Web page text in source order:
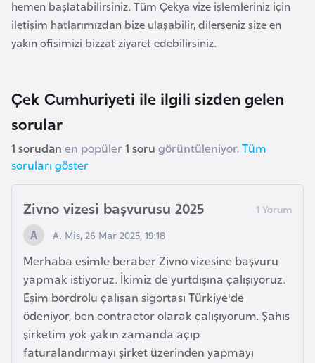
hemen başlatabilirsiniz. Tüm Çekya vize işlemleriniz için
iletişim hatlarımızdan bize ulaşabilir, dilerseniz size en
yakın ofisimizi bizzat ziyaret edebilirsiniz.
Çek Cumhuriyeti ile ilgili sizden gelen
sorular
1 sorudan en popüler1 soru görüntüleniyor.Tüm
soruları göster
Zivno vizesi başvurusu 2025
A. Mis, 26 Mar 2025, 19:18
Merhaba eşimle beraber Zivno vizesine başvuru
yapmak istiyoruz. İkimiz de yurtdışına çalışıyoruz.
Eşim bordrolu çalışan sigortası Türkiye'de
ödeniyor, ben contractor olarak çalışıyorum. Şahıs
şirketim yok yakın zamanda açıp
faturalandırmayı şirket üzerinden yapmayı
n
t
n
y
a
E
t
i
y
o
p
y
a